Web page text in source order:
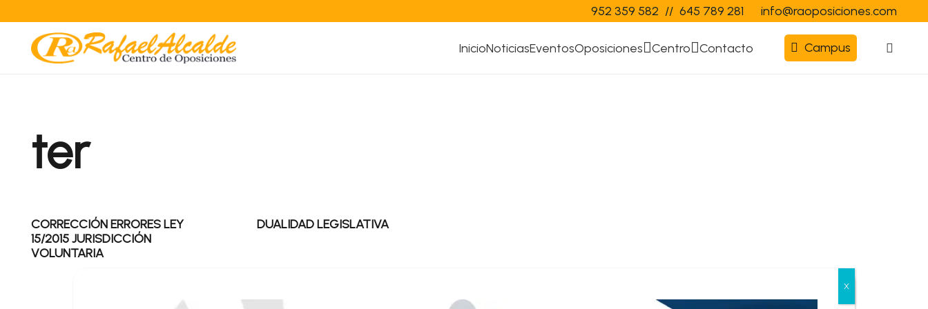
952 359 582 // 645 789 281 info@raoposiciones.com
InicioNoticiasEventosOposiciones Centro Contacto Campus
ter
CORRECCIÓN ERRORES LEY
15/2015 JURISDICCIÓN
VOLUNTARIA
DUALIDAD LEGISLATIVA